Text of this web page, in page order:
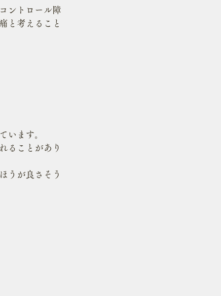
ントロール障
と考えること
います。
ることがあり
うが良さそう